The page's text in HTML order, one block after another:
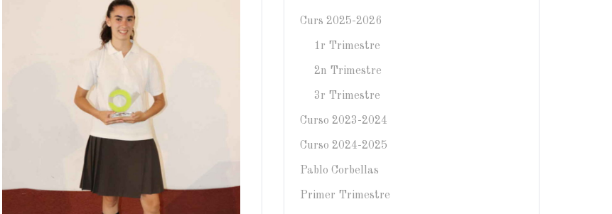
Curs 2025-2026
1r Trimestre
2n Trimestre
3r Trimestre
Curso 2023-2024
Curso 2024-2025
Pablo Corbellas
Primer Trimestre